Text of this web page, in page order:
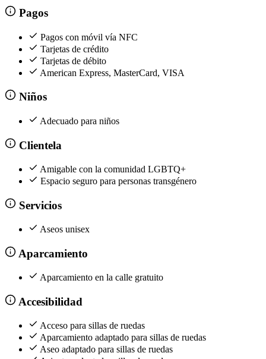
Pagos
Pagos con móvil vía NFC
Tarjetas de crédito
Tarjetas de débito
American Express, MasterCard, VISA
Niños
Adecuado para niños
Clientela
Amigable con la comunidad LGBTQ+
Espacio seguro para personas transgénero
Servicios
Aseos unisex
Aparcamiento
Aparcamiento en la calle gratuito
Accesibilidad
Acceso para sillas de ruedas
Aparcamiento adaptado para sillas de ruedas
Aseo adaptado para sillas de ruedas